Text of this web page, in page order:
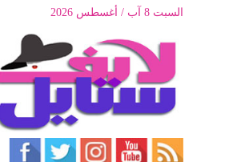
السبت 8 آب / أغسطس 2026